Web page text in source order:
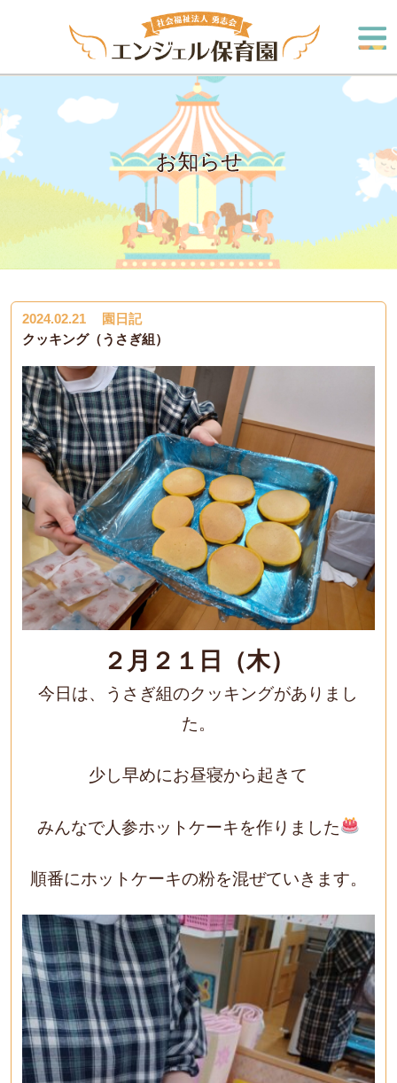
お知らせ
2024.02.21
園日記
クッキング（うさぎ組）
２月２１日（木）
今日は、うさぎ組のクッキングがありまし
た。
少し早めにお昼寝から起きて
みんなで人参ホットケーキを作りました
順番にホットケーキの粉を混ぜていきます。